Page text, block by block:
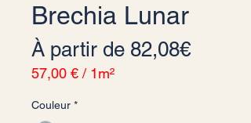
Brechia Lunar
À partir de 82,08€Prix
57,00 € / 1m²
pour
Couleur *